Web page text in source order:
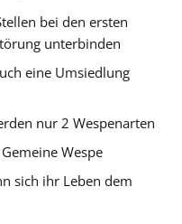
bei den ersten
unterbinden
eine Umsiedlung
nur 2 Wespenarten
Wespe
sich ihr Leben dem